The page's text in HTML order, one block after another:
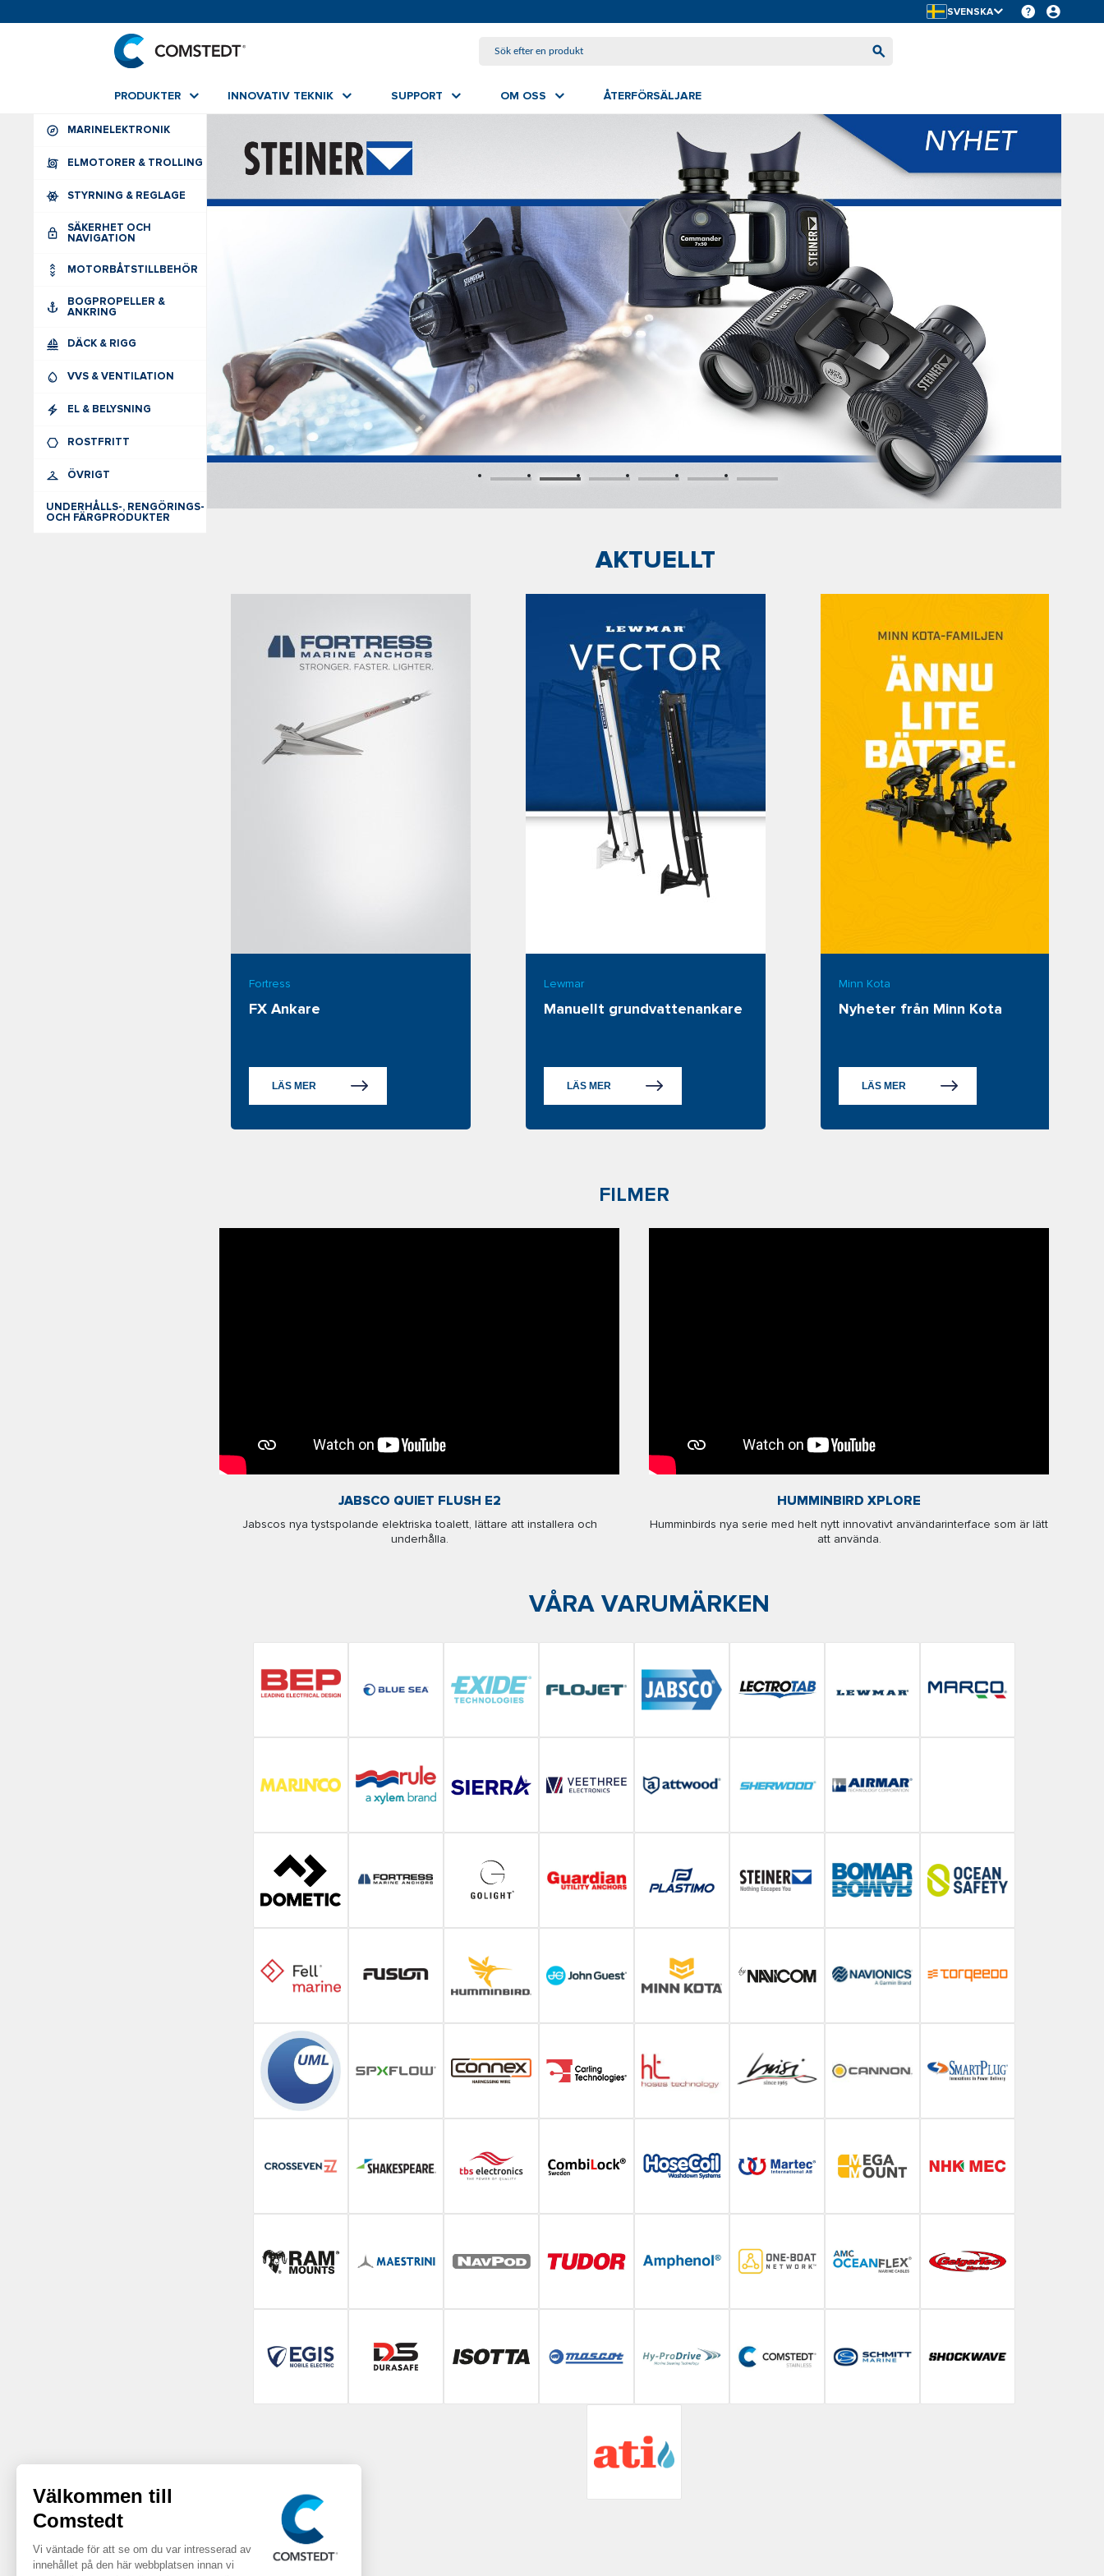
SVENSKA
PRODUKTER
MARINELEKTRONIK
ELMOTORER & TROLLING
STYRNING & REGLAGE
SÄKERHET OCH
NAVIGATION
MOTORBÅTSTILLBEHÖR
BOGPROPELLER &
ANKRING
DÄCK & RIGG
VVS & VENTILATION
EL & BELYSNING
ROSTFRITT
ÖVRIGT
UNDERHÅLLS-, RENGÖRINGS-
OCH FÄRGPRODUKTER
INNOVATIV TEKNIK SUPPORT OM OSS ÅTERFÖRSÄLJARE
AKTUELLT
Fortress
FX Ankare
LÄS MER
Lewmar
Manuellt grundvattenankare
LÄS MER
Minn Kota
Nyheter från Minn Kota
LÄS MER
FILMER
JABSCO QUIET FLUSH E2
Jabscos nya tystspolande elektriska toalett, lättare att installera och
underhålla.
HUMMINBIRD XPLORE
Humminbirds nya serie med helt nytt innovativt användarinterface som är lätt
att använda.
VÅRA VARUMÄRKEN